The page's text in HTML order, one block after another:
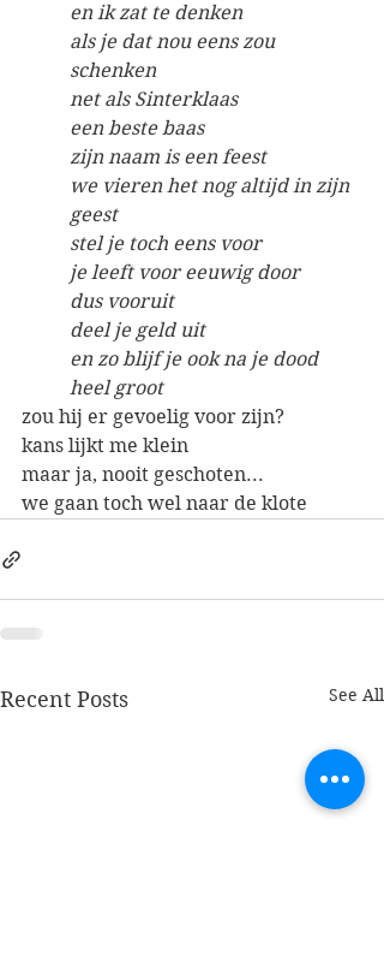
en ik zat te denken
als je dat nou eens zou
schenken
net als Sinterklaas
een beste baas
zijn naam is een feest
we vieren het nog altijd in zijn
geest
stel je toch eens voor
je leeft voor eeuwig door
dus vooruit
deel je geld uit
en zo blijf je ook na je dood
heel groot
zou hij er gevoelig voor zijn?
kans lijkt me klein
maar ja, nooit geschoten...
we gaan toch wel naar de klote
Recent Posts See All